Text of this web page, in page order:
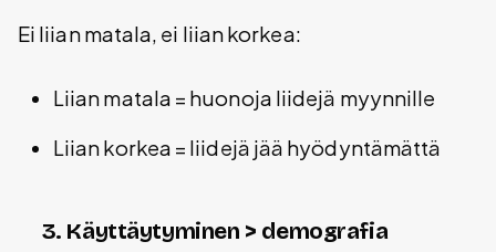
Ei liian matala, ei liian korkea:
Liian matala = huonoja liidejä myynnille
Liian korkea = liidejä jää hyödyntämättä
3. Käyttäytyminen > demografia